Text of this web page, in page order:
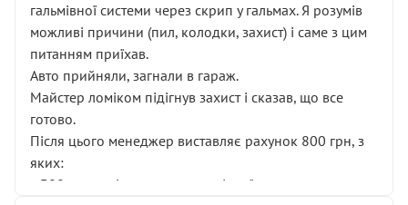
гальмівної системи через скрип у гальмах. Я розумів
можливі причини (пил, колодки, захист) і саме з цим
питанням приїхав.
Авто прийняли, загнали в гараж.
Майстер ломіком підігнув захист і сказав, що все
готово.
Після цього менеджер виставляє рахунок 800 грн, з
яких:
• 300 грн — діагностика гальмівної системи